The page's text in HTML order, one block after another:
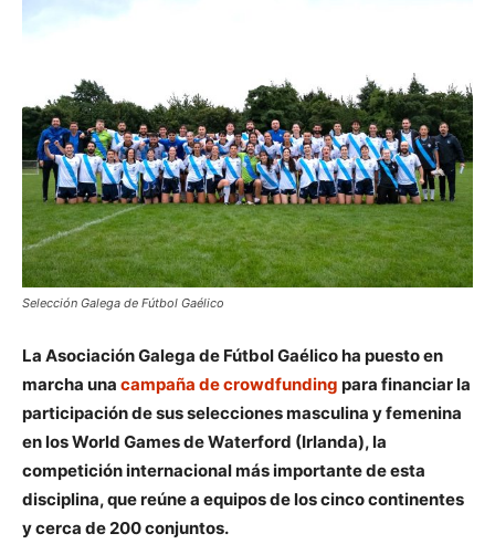
Selección Galega de Fútbol Gaélico
La Asociación Galega de Fútbol Gaélico ha puesto en
marcha una campaña de crowdfunding para financiar la
participación de sus selecciones masculina y femenina
en los World Games de Waterford (Irlanda), la
competición internacional más importante de esta
disciplina, que reúne a equipos de los cinco continentes
y cerca de 200 conjuntos.